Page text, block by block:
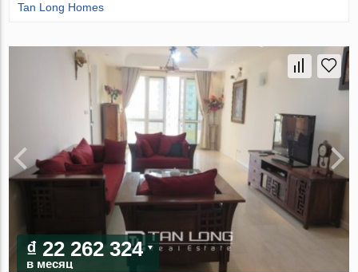
Tan Long Homes
₫ 22 262 324
в месяц